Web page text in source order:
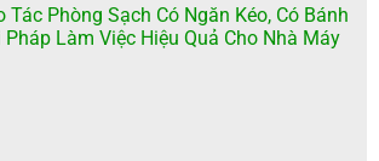
Tác Phòng Sạch Có Ngăn Kéo, Có Bánh
Pháp Làm Việc Hiệu Quả Cho Nhà Máy